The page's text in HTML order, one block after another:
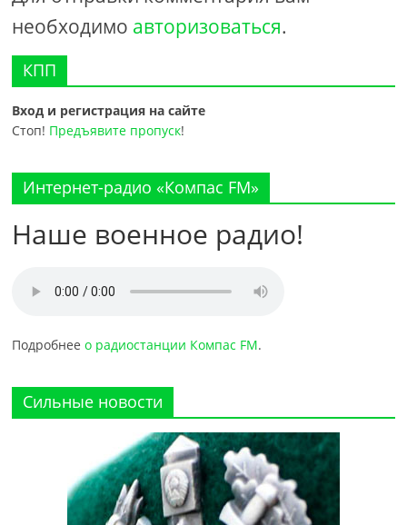
необходимо авторизоваться.
КПП
Вход и регистрация на сайте
Стоп! Предъявите пропуск!
Интернет-радио «Компас FM»
Наше военное радио!
Подробнеео радиостанции Компас FM.
Сильные новости